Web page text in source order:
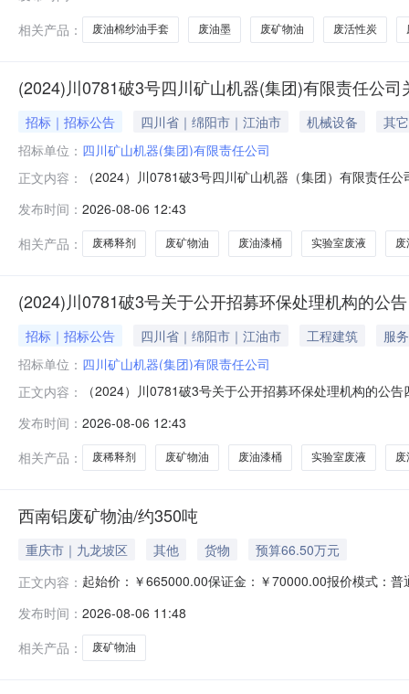
目名称：危险废物转移处置服
相关产品：
废油棉纱油手套 废油墨 废矿物油 废活性炭
(2024)川0781破3号四川矿山机器(集团)有限责任公
招标｜招标公告 四川省｜绵阳市｜江油市 机械设备
其它
招标单位： 四川矿山机器(集团)有限责任公司
正文内容：
（2024）川0781破3号四川矿山机器（集团）有限责任
团厂区(江油市广胜路2号)环保处理2、项目地点：江油
作二、项目内容
发布时间： 2026-08-06 12:43
相关产品：
废稀释剂 废矿物油 废油漆桶 实验室废液 废
(2024)川0781破3号关于公开招募环保处理机构的公告
招标｜招标公告 四川省｜绵阳市｜江油市 工程建筑
服务
招标单位： 四川矿山机器(集团)有限责任公司
正文内容：
（2024）川0781破3号关于公开招募环保处理机构的公
2、项目地点：江油市广胜路2号(川矿集团厂区内)3、报
死角完成川矿集团
发布时间： 2026-08-06 12:43
相关产品：
废稀释剂 废矿物油 废油漆桶 实验室废液 废
西南铝废矿物油/约350吨
重庆市｜九龙坡区 其他 货物
预算66.50万元
正文内容： 起始价：￥665000.00保证金：￥70000.00报价模式：
场无无无ZY2608060007无附件下载中铝公司十一条禁
发布时间： 2026-08-06 11:48
相关产品：
废矿物油